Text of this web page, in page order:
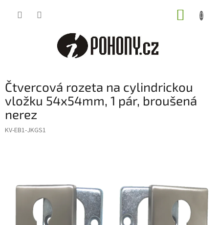
Čtvercová rozeta na cylindrickou
vložku 54x54mm, 1 pár, broušená
nerez
KV-EB1-JKGS1